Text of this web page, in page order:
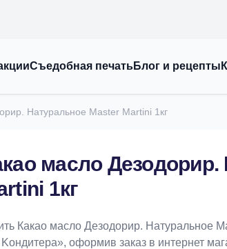
Съедобная печатьБлог и рецепты
Натуральное Master Martini 1кг
масло
1кг
Какао масло Дезодорир. Натуральное
оформив заказ в интернет